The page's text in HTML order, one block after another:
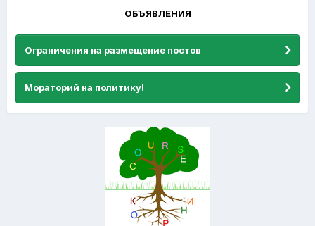
ОБЪЯВЛЕНИЯ
Ограничения на размещение постов
Мораторий на политику!